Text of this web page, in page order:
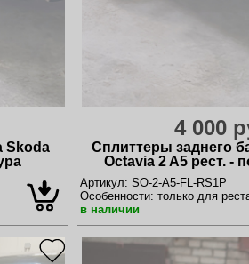
Skoda
4 000
Сплиттеры заднего
Octavia 2 A5 рест. -
Артикул: SO-2-A5-FL-RS1P
Особенности: только для
в наличии